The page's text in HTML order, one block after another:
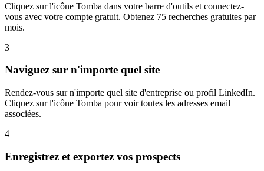
Cliquez sur l'icône Tomba dans votre barre d'outils et connectez-
vous avec votre compte gratuit. Obtenez 75 recherches gratuites par
mois.
3
Naviguez sur n'importe quel site
Rendez-vous sur n'importe quel site d'entreprise ou profil LinkedIn.
Cliquez sur l'icône Tomba pour voir toutes les adresses email
associées.
4
Enregistrez et exportez vos prospects